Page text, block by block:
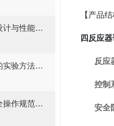
微型催化剂评价装置的设计与性能优势概述
多通道催化剂评价装置的实验方法与操作技巧分析
催化氢化反应装置的安全操作规范说明
【产品
四反应
反应
控制
安全